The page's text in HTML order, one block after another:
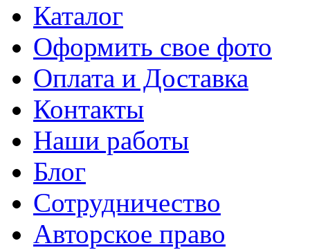
Каталог
Оформить свое фото
Оплата и Доставка
Контакты
Наши работы
Блог
Сотрудничество
Авторское право